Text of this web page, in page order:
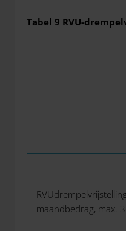
Tabel 9 RVU-
maandbedrag, max.